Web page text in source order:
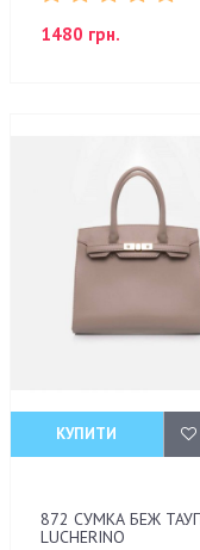
1480 грн.
КУПИТИ
872 СУМКА БЕЖ
LUCHERINO